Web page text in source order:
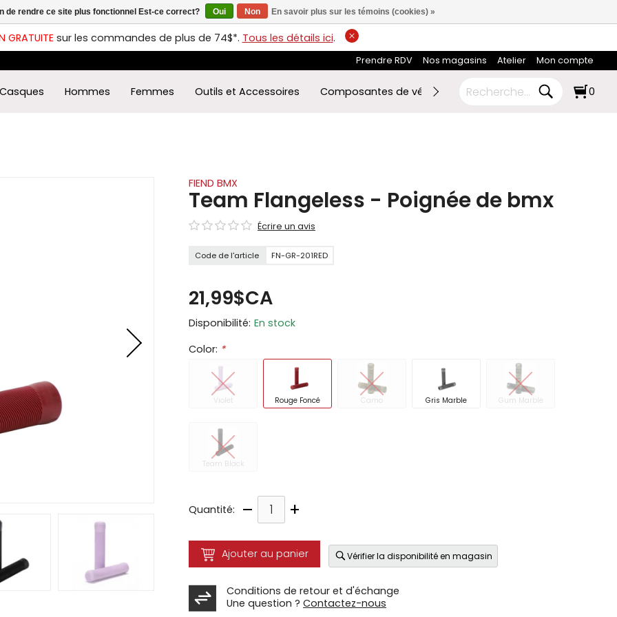
GRATUITEsur les commandes de plus de 74$*. Tous les détails ici.
Prendre RDV Nos magasins Atelier Mon compte
Casques Hommes Femmes Outils et Accessoires Composantes de vélo Ski de fond RABAIS FIN DE
0
FIEND BMX
Team Flangeless - Poignée de bmx
Écrire un avis
Code de l'article FN-GR-201RED
21,99$CA
Disponibilité: En stock
Color: *
Violet Rouge Foncé Camo Gris Marble Gum Marble
Team Black
Quantité: – +
Ajouter au panier Vérifier la disponibilité en magasin
Conditions de retour et d'échange
Une question ? Contactez-nous
de rendre ce site plus fonctionnel Est-ce correct? Oui Non En savoir plus sur les témoins (cookies) »